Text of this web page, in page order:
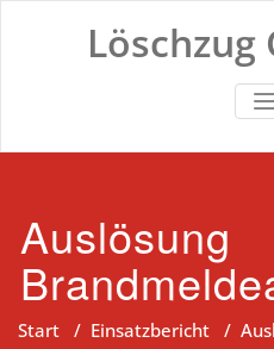
Auslösung
Start / Einsatzbericht /